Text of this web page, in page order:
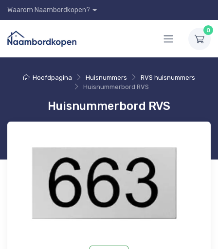
Waarom Naambordkopen?
0
Hoofdpagina Huisnummers
RVS huisnummers
Huisnummerbord RVS
Huisnummerbord RVS